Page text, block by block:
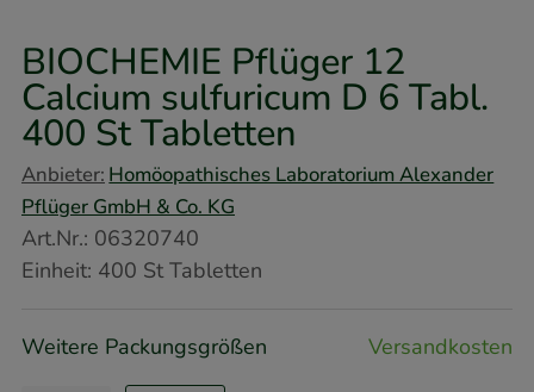
BIOCHEMIE Pflüger 12
Calcium sulfuricum D 6 Tabl.
400 StTabletten
Anbieter: Homöopathisches Laboratorium Alexander
Pflüger GmbH & Co. KG
Art.Nr.: 06320740
Einheit: 400 StTabletten
Weitere Packungsgrößen Versandkosten